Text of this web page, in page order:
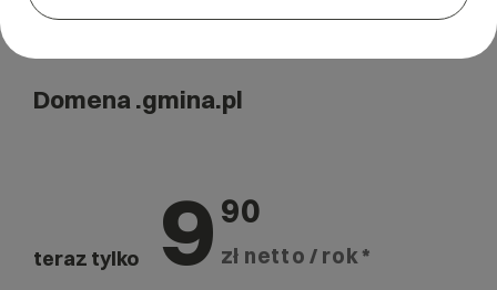
Domena .gmina.pl
teraz tylko 9 90
zł netto / rok *